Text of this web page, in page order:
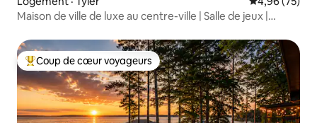
Maison de ville de luxe au centre-ville | Salle de jeux |
Coup de cœur voyageurs parmi les plus aimés
Coup de cœur voyageurs